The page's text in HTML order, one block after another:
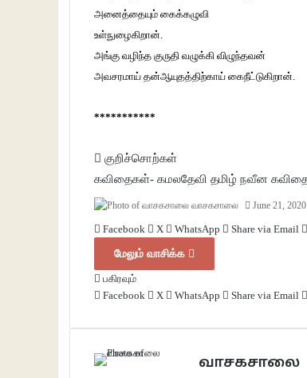
அனைத்தையும் கைக்கழுவி
உள்நுழைகிறான்.
அங்கு வழிந்த குருதி வழுக்கி விழுந்தவன்
அவசரமாய் தன்ஆயுதத்திற்காய் கைநீட்டுகிறான்.
***********
குறிச்சொற்கள்
கவிதைகள்- கமலதேவி தமிழ் நவீன
வாசகசாலை June 21, 2020
Facebook X WhatsApp Share via Email
மேலும் வாசிக்க
பகிரவும்
Facebook
X WhatsApp Share via Email
வாசகசாலை